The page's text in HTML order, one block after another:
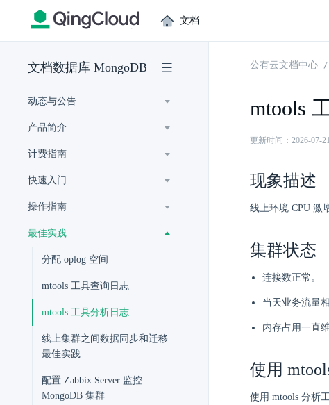
| 文档
文档数据库 MongoDB
动态与公告
产品简介
计费指南
快速入门
操作指南
最佳实践
分配 oplog 空间
mtools 工具查询日志
mtools 工具分析日志
线上集群之间数据同步和迁移
最佳实践
配置 Zabbix Server 监控
MongoDB 集群
公有云文档中心
mtools
更新时间：2026-07-
现象描述
线上环境 CPU 激
集群状态
连接数正常。
当天业务流量
内存占用一直
使用
使用 mtools 分析